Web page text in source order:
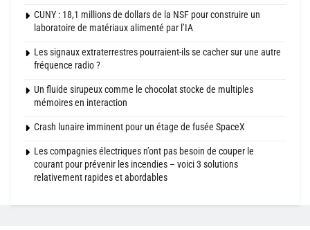
CUNY : 18,1 millions de dollars de la NSF pour construire un
laboratoire de matériaux alimenté par l’IA
Les signaux extraterrestres pourraient-ils se cacher sur une autre
fréquence radio ?
Un fluide sirupeux comme le chocolat stocke de multiples
mémoires en interaction
Crash lunaire imminent pour un étage de fusée SpaceX
Les compagnies électriques n’ont pas besoin de couper le
courant pour prévenir les incendies – voici 3 solutions
relativement rapides et abordables